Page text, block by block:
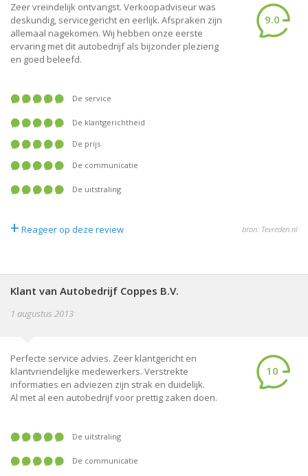
Zeer vreindelijk ontvangst. Verkoopadviseur was
deskundig, servicegericht en eerlijk. Afspraken zijn
allemaal nagekomen. Wij hebben onze eerste
ervaring met dit autobedrijf als bijzonder plezierig
en goed beleefd.
9.0
De service
De klantgerichtheid
De prijs
De communicatie
De uitstraling
+ Reageer op deze review bron: Tevreden.nl
Klant van Autobedrijf Coppes B.V.
1 augustus 2013
Perfecte service advies. Zeer klantgericht en
klantvriendelijke medewerkers. Verstrekte
informaties en adviezen zijn strak en duidelijk.
Al met al een autobedrijf voor prettig zaken doen.
10
De uitstraling
De communicatie